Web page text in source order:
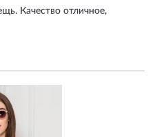
Качество отличное,